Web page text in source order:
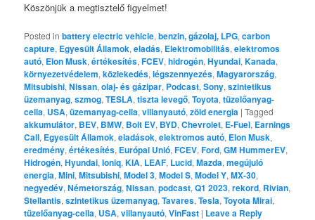
Köszönjük a megtisztelő figyelmet!
Posted in battery electric vehicle,benzin, gázolaj, LPG,carbon
capture, Egyesült Államok,eladás, Elektromobilitás,elektromos
autó, Elon Musk,értékesítés,FCEV,hidrogén,Hyundai,Kanada,
környezetvédelem,közlekedés,légszennyezés,Magyarország,
Mitsubishi,Nissan,olaj- és gázipar, Podcast,Sony,szintetikus
üzemanyag,szmog,TESLA,tiszta levegő,Toyota,tüzelőanyag-
cella, USA,üzemanyag-cella,villanyautó,zöld energia |Tagged
akkumulátor, BEV, BMW, Bolt EV, BYD,Chevrolet, E-Fuel, Earnings
Call, Egyesült Államok,eladások,elektromos autó, Elon Musk,
eredmény,értékesítés, Európai Unió,FCEV,Ford,GM HummerEV,
Hidrogén,Hyundai,Ioniq,KIA, LEAF, Lucid,Mazda,megújuló
energia,Mini,Mitsubishi,Model 3,Model S,Model Y,MX-30,
negyedév,Németország,Nissan,podcast,Q1 2023,rekord, Rivian,
Stellantis,szintetikus üzemanyag,Tavares,Tesla,Toyota Mirai,
tüzelőanyag-cella, USA,villanyautó,VinFast | Leave a Reply